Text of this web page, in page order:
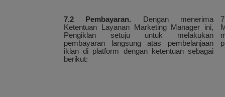
7.2 Pembayaran. Dengan menerima
Ketentuan Layanan Marketing Manager ini,
Pengiklan setuju untuk melakukan
pembayaran langsung atas pembelanjaan
iklan di platform dengan ketentuan sebagai
berikut: